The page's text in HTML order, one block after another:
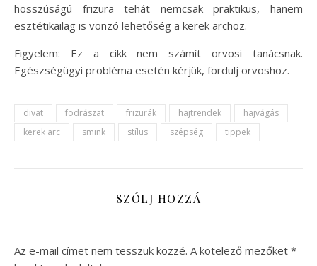
hosszúságú frizura tehát nemcsak praktikus, hanem
esztétikailag is vonzó lehetőség a kerek archoz.
Figyelem: Ez a cikk nem számít orvosi tanácsnak.
Egészségügyi probléma esetén kérjük, fordulj orvoshoz.
divat fodrászat frizurák hajtrendek
hajvágás
kerek arc
smink stílus szépség tippek
SZÓLJ HOZZÁ
Az e-mail címet nem tesszük közzé. A kötelező mezőket *